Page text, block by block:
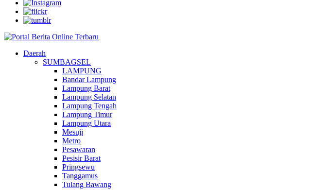
Daerah
SUMBAGSEL
LAMPUNG
Bandar Lampung
Lampung Barat
Lampung Selatan
Lampung Tengah
Lampung Timur
Lampung Utara
Mesuji
Metro
Pesawaran
Pesisir Barat
Pringsewu
Tanggamus
Tulang Bawang